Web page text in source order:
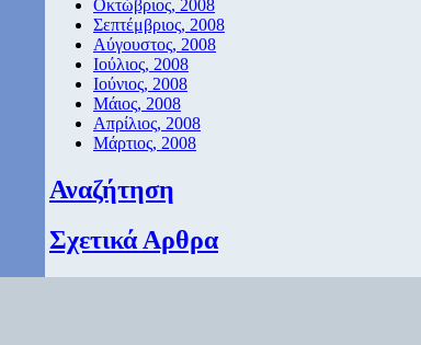
Οκτώβριος, 2008
Σεπτέμβριος, 2008
Αύγουστος, 2008
Ιούλιος, 2008
Ιούνιος, 2008
Μάιος, 2008
Απρίλιος, 2008
Μάρτιος, 2008
Αναζήτηση
Σχετικά Αρθρα